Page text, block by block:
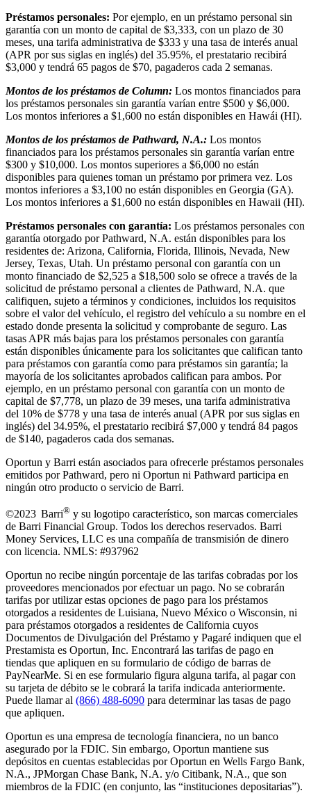
Préstamos personales: Por ejemplo, en un préstamo personal sin
garantía con un monto de capital de $3,333, con un plazo de 30
meses, una tarifa administrativa de $333 y una tasa de interés anual
(APR por sus siglas en inglés) del 35.95%, el prestatario recibirá
$3,000 y tendrá 65 pagos de $70, pagaderos cada 2 semanas.
Montos de los préstamos de Column: Los montos financiados para
los préstamos personales sin garantía varían entre $500 y $6,000.
Los montos inferiores a $1,600 no están disponibles en Hawái (HI).
Montos de los préstamos de Pathward, N.A.: Los montos
financiados para los préstamos personales sin garantía varían entre
$300 y $10,000. Los montos superiores a $6,000 no están
disponibles para quienes toman un préstamo por primera vez. Los
montos inferiores a $3,100 no están disponibles en Georgia (GA).
Los montos inferiores a $1,600 no están disponibles en Hawaii (HI).
Préstamos personales con garantía: Los préstamos personales con
garantía otorgado por Pathward, N.A. están disponibles para los
residentes de: Arizona, California, Florida, Illinois, Nevada, New
Jersey, Texas, Utah. Un préstamo personal con garantía con un
monto financiado de $2,525 a $18,500 solo se ofrece a través de la
solicitud de préstamo personal a clientes de Pathward, N.A. que
califiquen, sujeto a términos y condiciones, incluidos los requisitos
sobre el valor del vehículo, el registro del vehículo a su nombre en el
estado donde presenta la solicitud y comprobante de seguro. Las
tasas APR más bajas para los préstamos personales con garantía
están disponibles únicamente para los solicitantes que califican tanto
para préstamos con garantía como para préstamos sin garantía; la
mayoría de los solicitantes aprobados califican para ambos. Por
ejemplo, en un préstamo personal con garantía con un monto de
capital de $7,778, un plazo de 39 meses, una tarifa administrativa
del 10% de $778 y una tasa de interés anual (APR por sus siglas en
inglés) del 34.95%, el prestatario recibirá $7,000 y tendrá 84 pagos
de $140, pagaderos cada dos semanas.
Oportun y Barri están asociados para ofrecerle préstamos personales
emitidos por Pathward, pero ni Oportun ni Pathward participa en
ningún otro producto o servicio de Barri.
©2023 Barri® y su logotipo característico, son marcas comerciales
de Barri Financial Group. Todos los derechos reservados. Barri
Money Services, LLC es una compañía de transmisión de dinero
con licencia. NMLS: #937962
Oportun no recibe ningún porcentaje de las tarifas cobradas por los
proveedores mencionados por efectuar un pago. No se cobrarán
tarifas por utilizar estas opciones de pago para los préstamos
otorgados a residentes de Luisiana, Nuevo México o Wisconsin, ni
para préstamos otorgados a residentes de California cuyos
Documentos de Divulgación del Préstamo y Pagaré indiquen que el
Prestamista es Oportun, Inc. Encontrará las tarifas de pago en
tiendas que apliquen en su formulario de código de barras de
PayNearMe. Si en ese formulario figura alguna tarifa, al pagar con
su tarjeta de débito se le cobrará la tarifa indicada anteriormente.
Puede llamar al (866) 488-6090 para determinar las tasas de pago
que apliquen.
Oportun es una empresa de tecnología financiera, no un banco
asegurado por la FDIC. Sin embargo, Oportun mantiene sus
depósitos en cuentas establecidas por Oportun en Wells Fargo Bank,
N.A., JPMorgan Chase Bank, N.A. y/o Citibank, N.A., que son
miembros de la FDIC (en conjunto, las “instituciones depositarias”).